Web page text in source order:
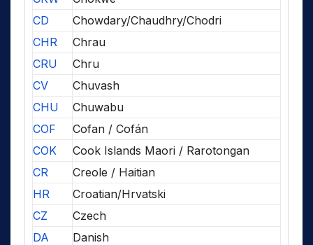
CD
Chowdary/Chaudhry/Chodri
CHR
Chrau
CRU
Chru
CV
Chuvash
CHU
Chuwabu
COF
Cofan / Cofán
COK
Cook Islands Maori / Rarotongan
CR
Creole / Haitian
HR
Croatian/Hrvatski
CZ
Czech
DA
Danish